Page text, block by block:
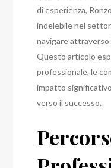
di esperienza,
indelebile nel
navigare
Questo articolo
professionale, le
impatto
verso il successo.